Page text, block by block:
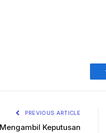
PREVIOUS ARTICLE
Mengambil Keputusan